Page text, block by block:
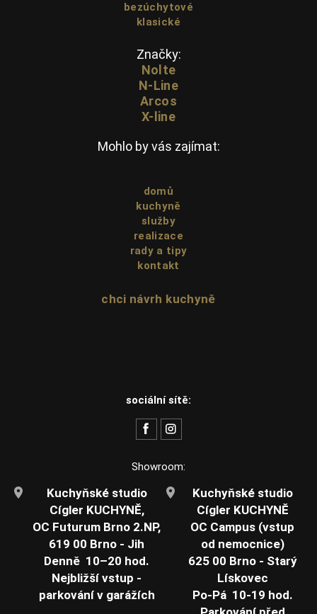
bezúchytové
klasické
Značky:
Nolte
N-Line
Arcos
X-line
Mohlo by vás zajímat:
domů
kuchyně
služby
realizace
rady a tipy
kontakt
chci návrh kuchyně
sociální sítě:
Showroom:
Kuchyňské studio
Cígler KUCHYNĚ,
OC Futurum Brno 2.NP,
619 00 Brno - Jih
Denně 10–20 hod.
Nejbližší vstup -
parkování v garážích
Kuchyňské studio
Cígler KUCHYNĚ
OC Campus (vstup
od nemocnice)
625 00 Brno - Starý
Lískovec
Po-Pá 10-19 hod.